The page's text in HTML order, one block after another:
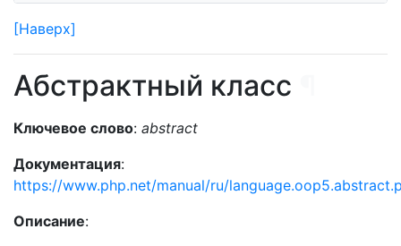
[Наверх]
Абстрактный класс
Ключевое слово: abstract
Документация:
https://www.php.net/manual/ru/
Описание: